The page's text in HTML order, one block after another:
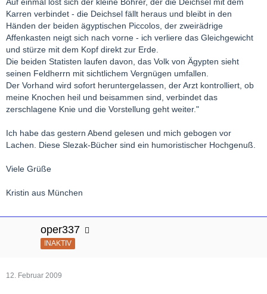
Karren verbindet - die Deichsel fällt heraus und bleibt in den
Händen der beiden ägyptischen Piccolos, der zweirädrige
Affenkasten neigt sich nach vorne - ich verliere das Gleichgewicht
und stürze mit dem Kopf direkt zur Erde.
Die beiden Statisten laufen davon, das Volk von Ägypten sieht
seinen Feldherrn mit sichtlichem Vergnügen umfallen.
Der Vorhand wird sofort heruntergelassen, der Arzt kontrolliert, ob
meine Knochen heil und beisammen sind, verbindet das
zerschlagene Knie und die Vorstellung geht weiter."
Ich habe das gestern Abend gelesen und mich gebogen vor
Lachen. Diese Slezak-Bücher sind ein humoristischer Hochgenuß.
Viele Grüße
Kristin aus München
oper337
INAKTIV
12. Februar 2009